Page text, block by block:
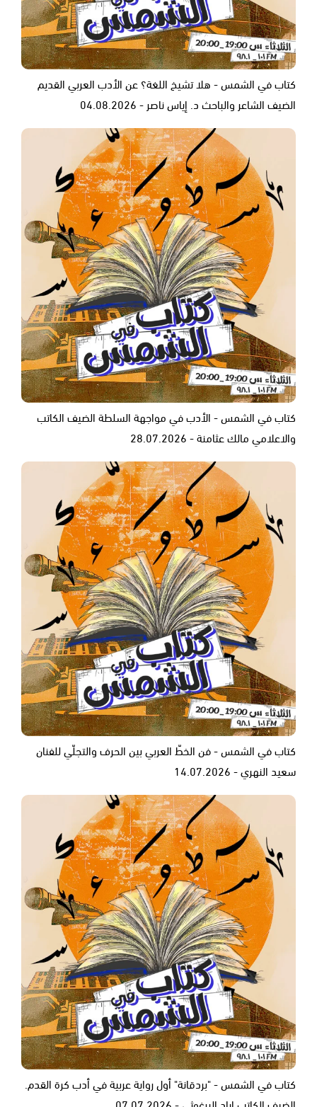
كتاب في الشمس - هلا تشيخ اللغة؟ عن الأدب العربي القديم
الضيف الشاعر والباحث د. إياس ناصر - 04.08.2026
كتاب في الشمس - الأدب في مواجهة السلطة الضيف الكاتب
والاعلامي مالك عثامنة - 28.07.2026
كتاب في الشمس - فن الخطّ العربي بين الحرف والتجلّي للفنان
سعيد النهري - 14.07.2026
كتاب في الشمس - "بردقانة" أول رواية عربية في أدب كرة القدم.